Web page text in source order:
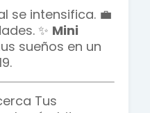
se intensifica. 💼
✨ Mini
sueños en un
Tus